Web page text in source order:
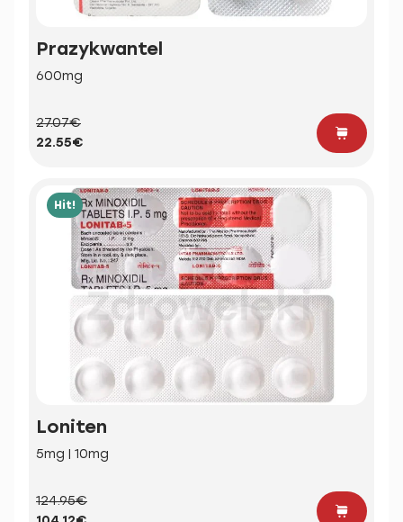
Prazykwantel
600mg
27.07€
22.55€
Hit!
Loniten
5mg | 10mg
124.95€